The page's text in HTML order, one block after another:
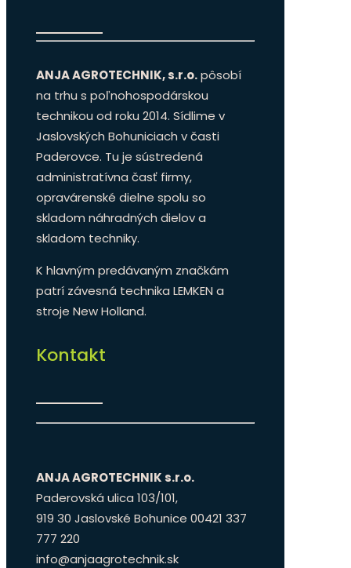
ANJA AGROTECHNIK, s.r.o.pôsobí
na trhu s poľnohospodárskou
technikou od roku 2014. Sídlime v
Jaslovských Bohuniciach v časti
Paderovce. Tu je sústredená
administratívna časť firmy,
opravárenské dielne spolu so
skladom náhradných dielov a
skladom techniky.
K hlavným predávaným značkám
patrí závesná technika LEMKEN a
stroje New Holland.
Kontakt
ANJA AGROTECHNIK s.r.o.
Paderovská ulica 103/101,
919 30 Jaslovské Bohunice 00421 337
777 220
info@anjaagrotechnik.sk